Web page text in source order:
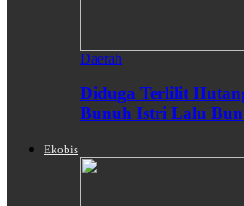
Daerah
Diduga Terlilit
Bunuh Istri Lalu
Ekobis